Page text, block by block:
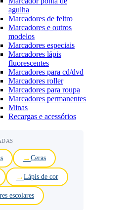
agulha
Marcadores de feltro
Marcadores e outros
modelos
Marcadores especiais
Marcadores lápis
fluorescentes
Marcadores para cd/dvd
Marcadores roller
Marcadores para roupa
Marcadores permanentes
Minas
Recargas e acessórios
Ceras
Lápis de cor
escolares